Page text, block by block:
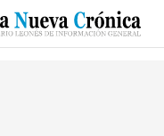
ESPECIALES